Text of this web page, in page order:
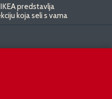
predstavlja
koja seli s vama
luksuznu limuzinu veću od
obećava domet do 1.000